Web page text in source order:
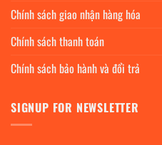
Chính sách giao nhận hàng hóa
Chính sách thanh toán
Chính sách bảo hành và đổi trả
SIGNUP FOR NEWSLETTER